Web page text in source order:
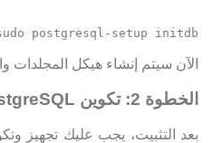
postgresql-setup initdb
الآن سيتم إنشاء هيكل المجلدات
الخطوة 2: تكوين PostgreSQL